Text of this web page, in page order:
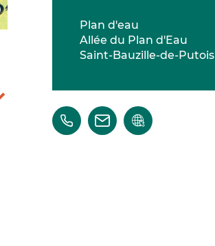
Plan d'eau
Allée du Plan d'Eau
Saint-Bauzille-de-Putois